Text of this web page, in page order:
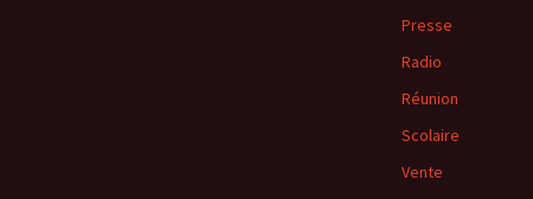
Presse
Radio
Réunion
Scolaire
Vente